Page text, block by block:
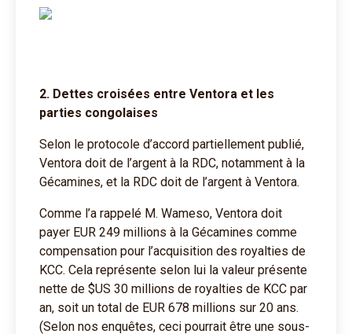
2. Dettes croisées entre Ventora et les
parties congolaises
Selon le protocole d’accord partiellement publié,
Ventora doit de l’argent à la RDC, notamment à la
Gécamines, et la RDC doit de l’argent à Ventora.
Comme l’a rappelé M. Wameso, Ventora doit
payer EUR 249 millions à la Gécamines comme
compensation pour l’acquisition des royalties de
KCC. Cela représente selon lui la valeur présente
nette de $US 30 millions de royalties de KCC par
an, soit un total de EUR 678 millions sur 20 ans.
(Selon nos enquêtes, ceci pourrait être une sous-